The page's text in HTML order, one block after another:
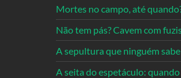
Mortes no campo, até
Não tem pás? Cavem com
A sepultura que ninguém
A seita do espetáculo: